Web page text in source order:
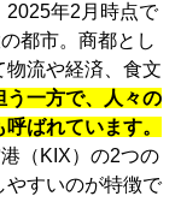
2025年2月時点で
都市。商都とし
流や経済、食文
う一方で、人々の
ばれています。
（KIX）の2つの
やすいのが特徴で